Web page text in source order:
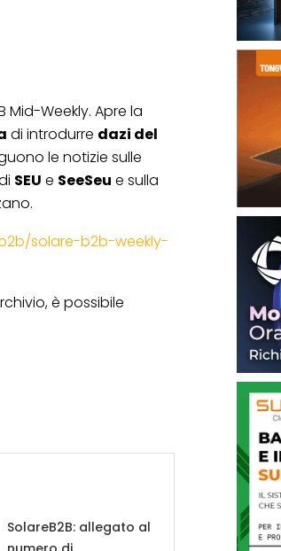
Mid-Weekly. Apre la
di introdurre dazi del
le notizie sulle
SEU e SeeSeu e sulla
solare-b2b-weekly-
è possibile
SolareB2B: allegato al